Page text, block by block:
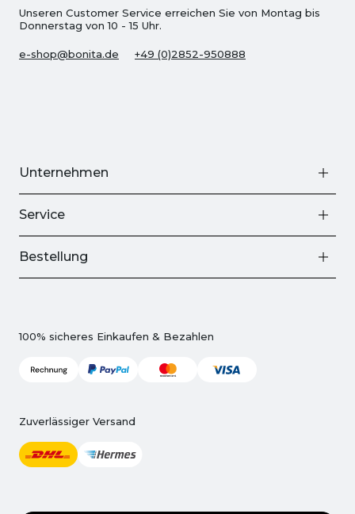
Unseren Customer Service erreichen Sie von Montag bis
Donnerstag von 10 - 15 Uhr.
e-shop@bonita.de +49 (0)2852-950888
Unternehmen
Service
Bestellung
100% sicheres Einkaufen & Bezahlen
Zuverlässiger Versand